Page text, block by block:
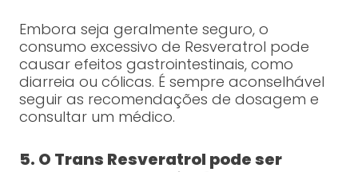
Embora seja geralmente seguro, o
consumo excessivo de Resveratrol pode
causar efeitos gastrointestinais, como
diarreia ou cólicas. É sempre aconselhável
seguir as recomendações de dosagem e
consultar um médico.
5. O Trans Resveratrol pode ser